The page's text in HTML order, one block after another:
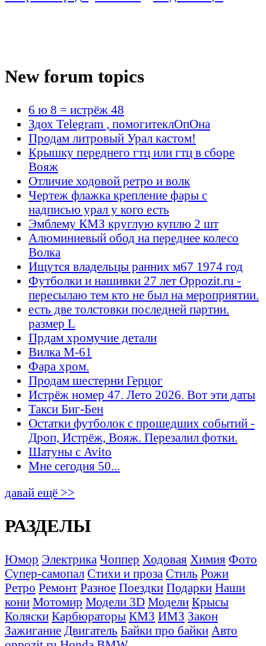
New forum topics
6 ю 8 = истрёж 48
Здох Telegram , помогитеклОпОна
Продам литровый Урал кастом!
Крышку переднего гтц или гтц в сборе
Вояж
Отличие ходовой ретро и волк
Чертеж флажка крепление фары с
надписью урал у кого есть
Эмблему КМЗ круглую куплю 2 шт
Алюминиевый обод на переднее колесо
Волка
Ищутся владельцы ранних м67 1974 год
Футболки и нашивки 27 лет Oppozit.ru -
пересылаю тем кто не был на мероприятии.
есть две толстовки последней партии.
размер L
Прдам хромучие детали
Вилка М-61
Фара хром.
Продам шестерни Герцог
Истрёж номер 47. Лето 2026. Вот эти даты
Такси Биг-Бен
Остатки футболок с прошедших событий -
Дроп, Истрёж, Вояж. Перезалил фотки.
Шатуны с Avito
Мне сегодня 50...
давай ещё >>
РАЗДЕЛЫ
Юмор Электрика Чоппер Ходовая Химия Фото
Супер-самопал Стихи и проза Стиль Рожи
Ретро Ремонт Разное Поездки Подарки Наши
кони Мотомир Модели 3D Модели Крысы
Коляски Карбюраторы КМЗ ИМЗ Закон
Зажигание Двигатель Байки про байки Авто